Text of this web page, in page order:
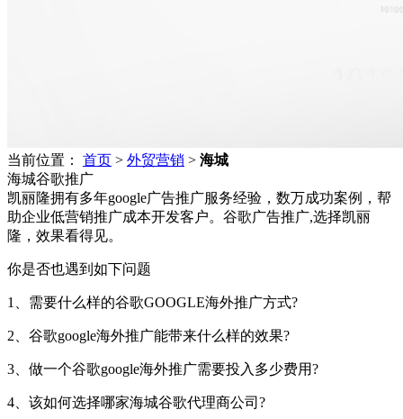
当前位置： 首页 > 外贸营销 > 海城
海城谷歌推广
凯丽隆拥有多年google广告推广服务经验，数万成功案例，帮
助企业低营销推广成本开发客户。谷歌广告推广,选择凯丽
隆，效果看得见。
你是否也遇到如下问题
1、需要什么样的谷歌GOOGLE海外推广方式?
2、谷歌google海外推广能带来什么样的效果?
3、做一个谷歌google海外推广需要投入多少费用?
4、该如何选择哪家海城谷歌代理商公司?